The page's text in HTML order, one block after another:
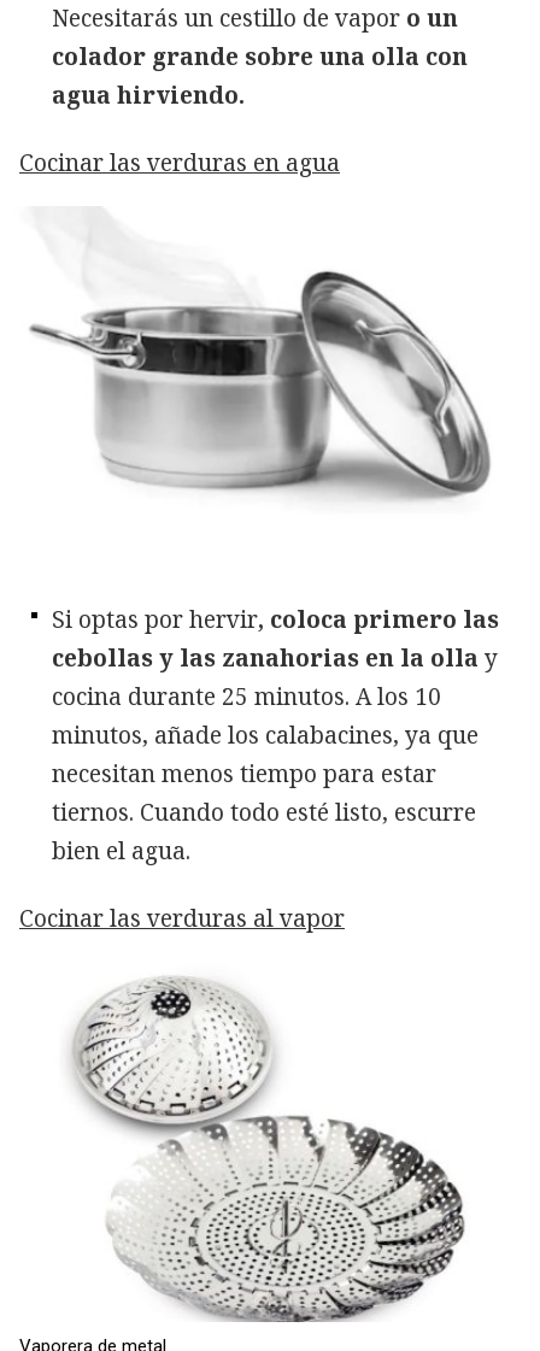
Necesitarás un cestillo de vapor o un
colador grande sobre una olla con
agua hirviendo.
Cocinar las verduras en agua
Si optas por hervir, coloca primero las
cebollas y las zanahorias en la olla y
cocina durante 25 minutos. A los 10
minutos, añade los calabacines, ya que
necesitan menos tiempo para estar
tiernos. Cuando todo esté listo, escurre
bien el agua.
Cocinar las verduras al vapor
Vaporera de metal